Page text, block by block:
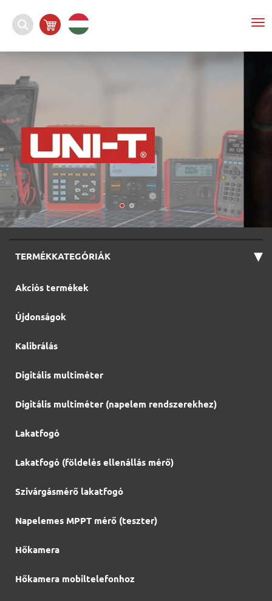
TERMÉKKATEGÓRIÁK ▾
Akciós termékek
Újdonságok
Kalibrálás
Digitális multiméter
Digitális multiméter (napelem rendszerekhez)
Lakatfogó
Lakatfogó (földelés ellenállás mérő)
Szivárgásmérő lakatfogó
Napelemes MPPT mérő (teszter)
Hőkamera
Hőkamera mobiltelefonhoz